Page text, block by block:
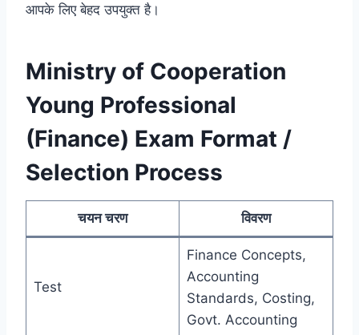
आपके लिए बेहद उपयुक्त है।
Ministry of Cooperation
Young Professional
(Finance) Exam Format /
Selection Process
चयन चरण विवरण
Test
Finance Concepts,
Accounting
Standards, Costing,
Govt. Accounting